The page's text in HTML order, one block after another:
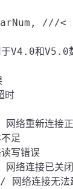
///<
时
络重新连接
足
写错误
络连接已关闭
络连接无法